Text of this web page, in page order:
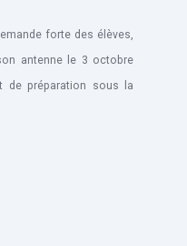
forte des élèves,
antenne le 3 octobre
de préparation sous la